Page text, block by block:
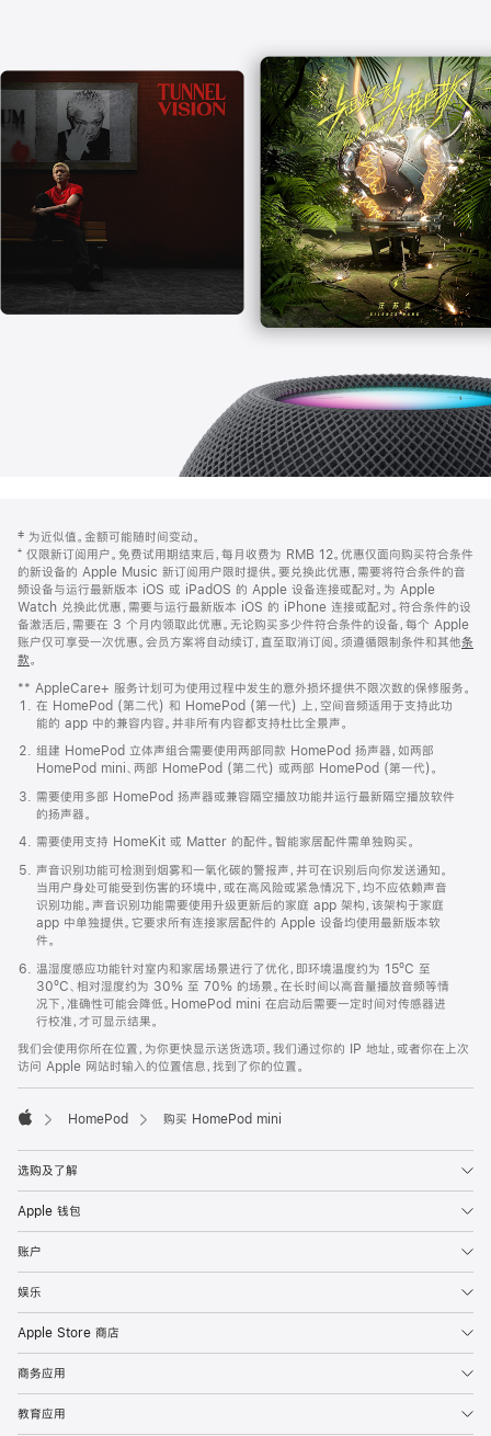
口
中
打
开)
页
页
脚
注
‡ 为近似值。金额可能随时间变动。
⁺ 仅限新订阅用户。免费试用期结束后，每月收费为 RMB 12。优惠仅面向购买符合条件
的新设备的 Apple Music 新订阅用户限时提供。要兑换此优惠，需要将符合条件的音
频设备与运行最新版本 iOS 或 iPadOS 的 Apple 设备连接或配对。为 Apple
Watch 兑换此优惠，需要与运行最新版本 iOS 的 iPhone 连接或配对。符合条件的设
备激活后，需要在 3 个月内领取此优惠。无论购买多少件符合条件的设备，每个 Apple
账户仅可享受一次优惠。会员方案将自动续订，直至取消订阅。须遵循限制条件和其他条
款。
窗
口
中
打
开)
** AppleCare+ 服务计划可为使用过程中发生的意外损坏提供不限次数的保修服务。
在 HomePod (第二代) 和 HomePod (第一代) 上，空间音频适用于支持此功
能的 app 中的兼容内容。并非所有内容都支持杜比全景声。
组建 HomePod 立体声组合需要使用两部同款 HomePod 扬声器，如两部
HomePod mini、两部 HomePod (第二代) 或两部 HomePod (第一代)。
需要使用多部 HomePod 扬声器或兼容隔空播放功能并运行最新隔空播放软件
的扬声器。
需要使用支持 HomeKit 或 Matter 的配件。智能家居配件需单独购买。
声音识别功能可检测到烟雾和一氧化碳的警报声，并可在识别后向你发送通知。
当用户身处可能受到伤害的环境中，或在高风险或紧急情况下，均不应依赖声音
识别功能。声音识别功能需要使用升级更新后的家庭 app 架构，该架构于家庭
app 中单独提供。它要求所有连接家居配件的 Apple 设备均使用最新版本软
件。
温湿度感应功能针对室内和家居场景进行了优化，即环境温度约为 15ºC 至
30ºC、相对湿度约为 30% 至 70% 的场景。在长时间以高音量播放音频等情
况下，准确性可能会降低。HomePod mini 在启动后需要一定时间对传感器进
行校准，才可显示结果。
我们会使用你所在位置，为你更快显示送货选项。我们通过你的 IP 地址，或者你在上次
访问 Apple 网站时输入的位置信息，找到了你的位置。
HomePod 购买 HomePod mini
选购及了解
Apple 钱包
账户
娱乐
Apple Store 商店
商务应用
教育应用